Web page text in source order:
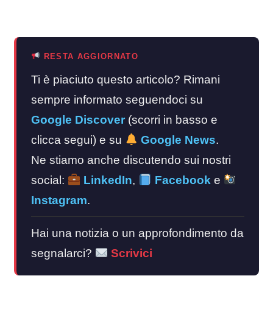
RESTA AGGIORNATO
Ti è piaciuto questo articolo? Rimani
sempre informato seguendoci su
Google Discover (scorri in basso e
clicca segui) e su
Google News.
Ne stiamo anche discutendo sui nostri
social:
LinkedIn, Facebook e
Instagram.
Hai una notizia o un approfondimento da
segnalarci?
Scrivici